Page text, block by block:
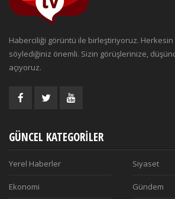
Haberciliği görüntü ile birleştiriyoruz.
söylediğiniz önemli. Sizin görüşlerinize,
açıyoruz.
GÜNCEL KATEGORILER
Yerel Haberler Siyaset
Ekonomi Gündem